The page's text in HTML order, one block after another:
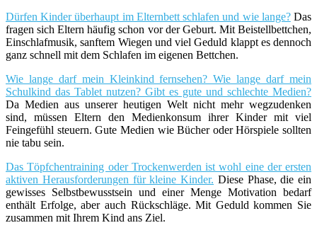
Dürfen Kinder überhaupt im Elternbett schlafen und wie lange?Das
fragen sich Eltern häufig schon vor der Geburt. Mit Beistellbettchen,
Einschlafmusik, sanftem Wiegen und viel Geduld klappt es dennoch
ganz schnell mit dem Schlafen im eigenen Bettchen.
Wie lange darf mein Kleinkind fernsehen? Wie lange darf mein
Schulkind das Tablet nutzen? Gibt es gute und schlechte Medien?
Da Medien aus unserer heutigen Welt nicht mehr wegzudenken
sind, müssen Eltern den Medienkonsum ihrer Kinder mit viel
Feingefühl steuern. Gute Medien wie Bücher oder Hörspiele sollten
nie tabu sein.
Das Töpfchentraining oder Trockenwerden ist wohl eine der ersten
aktiven Herausforderungen für kleine Kinder. Diese Phase, die ein
gewisses Selbstbewusstsein und einer Menge Motivation bedarf
enthält Erfolge, aber auch Rückschläge. Mit Geduld kommen Sie
zusammen mit Ihrem Kind ans Ziel.